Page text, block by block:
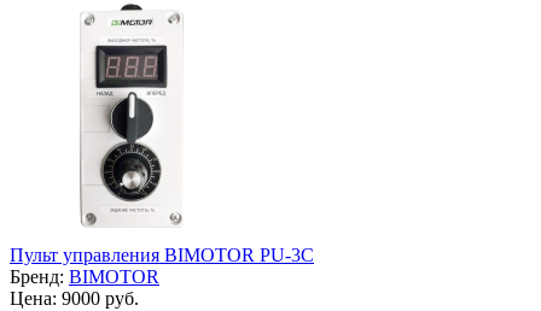
Пульт управления BIMOTOR PU-3C
Бренд: BIMOTOR
Цена: 9000 руб.